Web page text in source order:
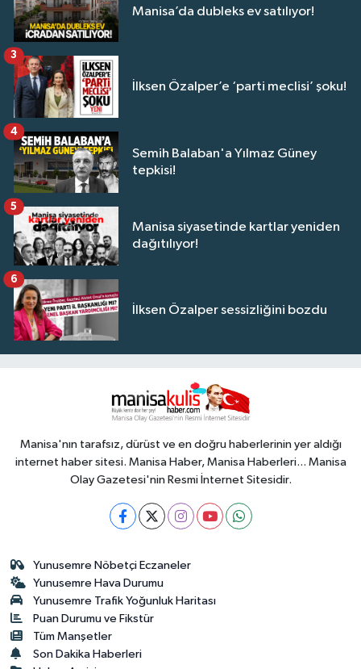
Manisa’da dubleks ev satılıyor!
İlksen Özalper’e ‘parti meclisi’ şoku!
3
Semih Balaban'a Yılmaz Güney
tepkisi!
4
Manisa siyasetinde kartlar yeniden
dağıtılıyor!
5
İlksen Özalper sessizliğini bozdu
6
Manisa'nın tarafsız, dürüst ve en doğru haberlerinin yer aldığı
internet haber sitesi. Manisa Haber, Manisa Haberleri... Manisa
Olay Gazetesi'nin Resmi İnternet Sitesidir.
Yunusemre Nöbetçi Eczaneler
Yunusemre Hava Durumu
Yunusemre Trafik Yoğunluk Haritası
Puan Durumu ve Fikstür
Tüm Manşetler
Son Dakika Haberleri